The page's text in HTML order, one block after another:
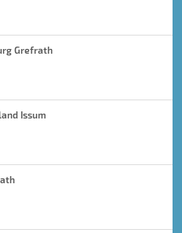
Grefrath
Issum